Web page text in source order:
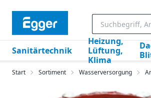
Sanitärtechnik
Heizung,
Lüftung,
Klima
Start Sortiment Wasserversorgung